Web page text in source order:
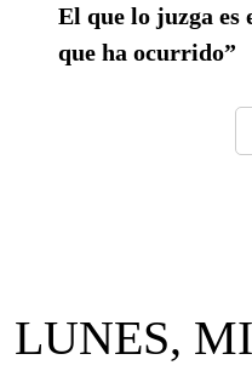
El que lo juzga es
que ha ocurrido”
LUNES,